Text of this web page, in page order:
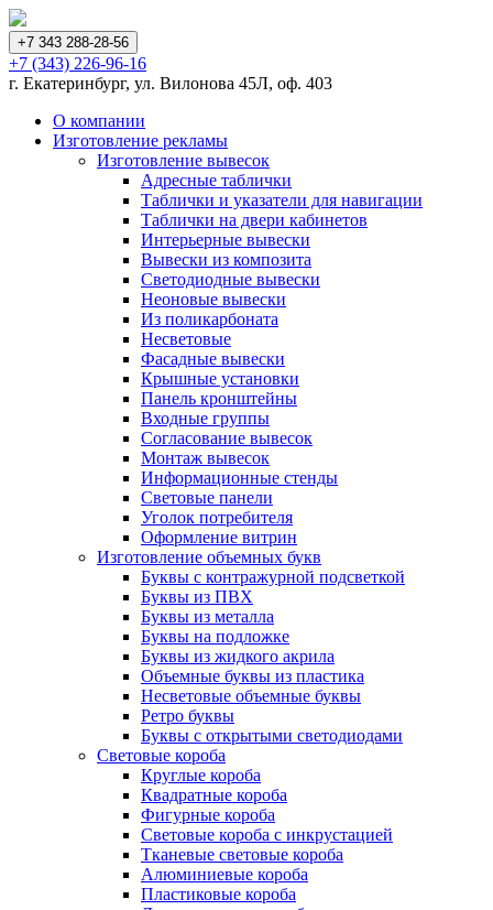
+7 343 288-28-56
+7 (343) 226-96-16
г. Екатеринбург, ул. Вилонова 45Л, оф. 403
О компании
Изготовление рекламы
Изготовление вывесок
Адресные таблички
Таблички и указатели для навигации
Таблички на двери кабинетов
Интерьерные вывески
Вывески из композита
Светодиодные вывески
Неоновые вывески
Из поликарбоната
Несветовые
Фасадные вывески
Крышные установки
Панель кронштейны
Входные группы
Согласование вывесок
Монтаж вывесок
Информационные стенды
Световые панели
Уголок потребителя
Оформление витрин
Изготовление объемных букв
Буквы с контражурной подсветкой
Буквы из ПВХ
Буквы из металла
Буквы на подложке
Буквы из жидкого акрила
Объемные буквы из пластика
Несветовые объемные буквы
Ретро буквы
Буквы с открытыми светодиодами
Световые короба
Круглые короба
Квадратные короба
Фигурные короба
Световые короба с инкрустацией
Тканевые световые короба
Алюминиевые короба
Пластиковые короба